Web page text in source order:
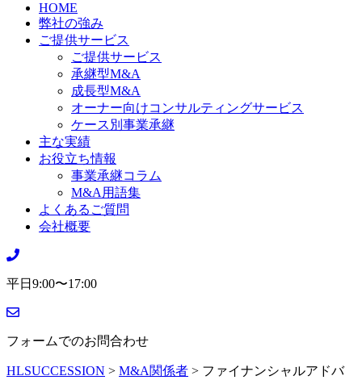
HOME
弊社の強み
ご提供サービス
ご提供サービス
承継型M&A
成長型M&A
オーナー向けコンサルティングサービス
ケース別事業承継
主な実績
お役立ち情報
事業承継コラム
M&A用語集
よくあるご質問
会社概要
平日9:00〜17:00
フォームでのお問合わせ
HLSUCCESSION > M&A関係者 > ファイナンシャルアドバ